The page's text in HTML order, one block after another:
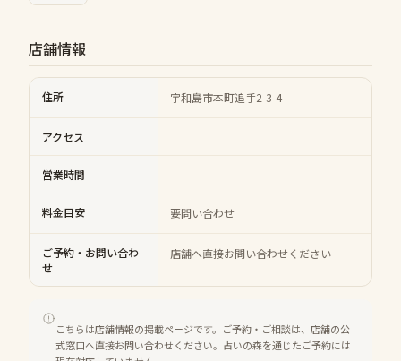
店舗情報
住所 宇和島市本町追手2-3-4
アクセス
営業時間
料金目安 要問い合わせ
ご予約・お問い合わ
せ
店舗へ直接お問い合わせください
こちらは店舗情報の掲載ページです。ご予約・ご相談は、店舗の公
式窓口へ直接お問い合わせください。占いの森を通じたご予約には